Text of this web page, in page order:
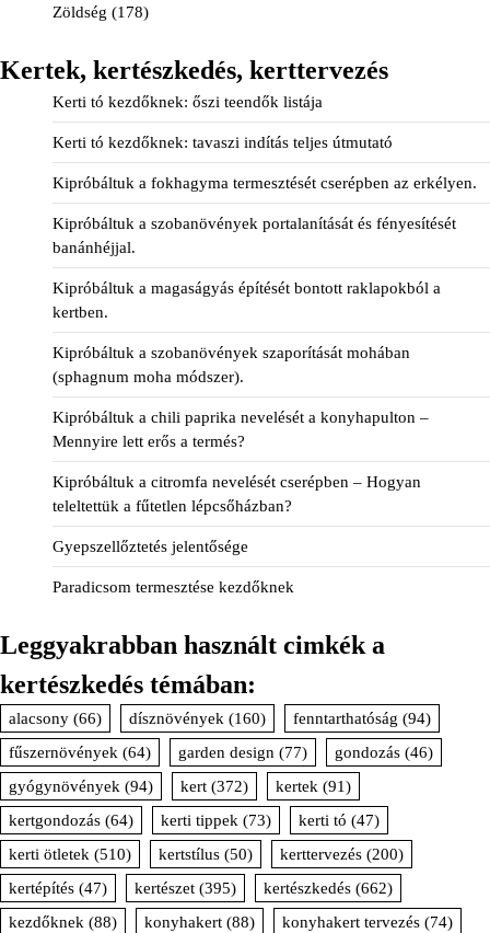
Zöldség (178)
Kertek, kertészkedés, kerttervezés
Kerti tó kezdőknek: őszi teendők listája
Kerti tó kezdőknek: tavaszi indítás teljes útmutató
Kipróbáltuk a fokhagyma termesztését cserépben az erkélyen.
Kipróbáltuk a szobanövények portalanítását és fényesítését
banánhéjjal.
Kipróbáltuk a magaságyás építését bontott raklapokból a
kertben.
Kipróbáltuk a szobanövények szaporítását mohában
(sphagnum moha módszer).
Kipróbáltuk a chili paprika nevelését a konyhapulton –
Mennyire lett erős a termés?
Kipróbáltuk a citromfa nevelését cserépben – Hogyan
teleltettük a fűtetlen lépcsőházban?
Gyepszellőztetés jelentősége
Paradicsom termesztése kezdőknek
Leggyakrabban használt cimkék a
kertészkedés témában:
alacsony (66) dísznövények (160) fenntarthatóság (94)
fűszernövények (64) garden design (77) gondozás (46)
gyógynövények (94) kert (372) kertek (91)
kertgondozás (64) kerti tippek (73) kerti tó (47)
kerti ötletek (510) kertstílus (50) kerttervezés (200)
kertépítés (47) kertészet (395) kertészkedés (662)
kezdőknek (88) konyhakert (88) konyhakert tervezés (74)